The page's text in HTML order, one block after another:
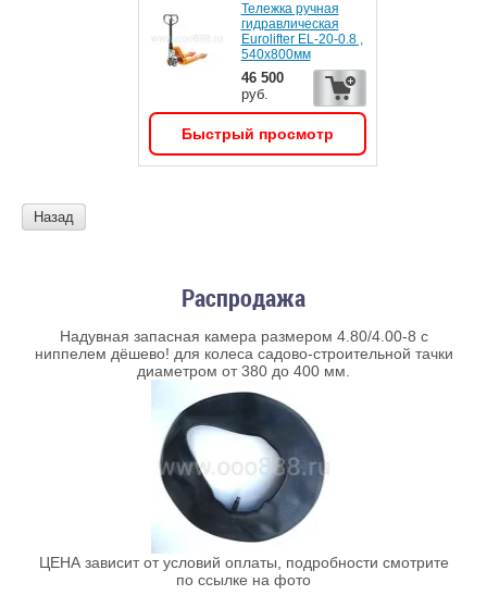
Тележка ручная
гидравлическая
Eurolifter EL-20-0.8 ,
540х800мм
46 500
руб.
Быстрый просмотр
Назад
Распродажа
Надувная запасная камера размером 4.80/4.00-8 с
ниппелем дёшево! для колеса садово-строительной тачки
диаметром от 380 до 400 мм.
ЦЕНА зависит от условий оплаты, подробности смотрите
по ссылке на фото